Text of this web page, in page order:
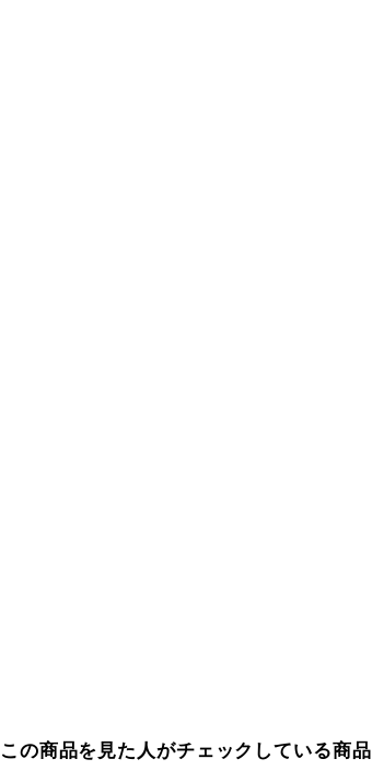
この商品を見た人がチェックしている商品